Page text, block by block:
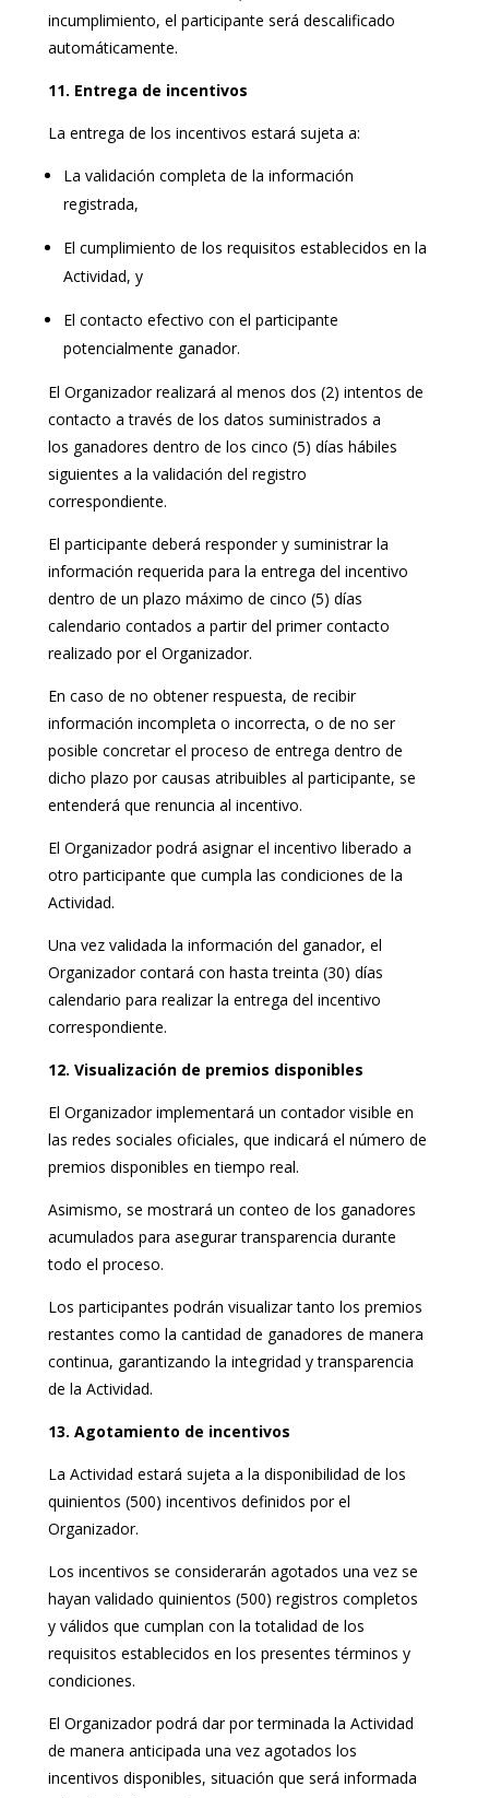
incumplimiento, el participante será descalificado
automáticamente.
11. Entrega de incentivos
La entrega de los incentivos estará sujeta a:
La validación completa de la información
registrada,
El cumplimiento de los requisitos establecidos en la
Actividad, y
El contacto efectivo con el participante
potencialmente ganador.
El Organizador realizará al menos dos (2) intentos de
contacto a través de los datos suministrados a
los ganadores dentro de los cinco (5) días hábiles
siguientes a la validación del registro
correspondiente.
El participante deberá responder y suministrar la
información requerida para la entrega del incentivo
dentro de un plazo máximo de cinco (5) días
calendario contados a partir del primer contacto
realizado por el Organizador.
En caso de no obtener respuesta, de recibir
información incompleta o incorrecta, o de no ser
posible concretar el proceso de entrega dentro de
dicho plazo por causas atribuibles al participante, se
entenderá que renuncia al incentivo.
El Organizador podrá asignar el incentivo liberado a
otro participante que cumpla las condiciones de la
Actividad.
Una vez validada la información del ganador, el
Organizador contará con hasta treinta (30) días
calendario para realizar la entrega del incentivo
correspondiente.
12. Visualización de premios disponibles
El Organizador implementará un contador visible en
las redes sociales oficiales, que indicará el número de
premios disponibles en tiempo real.
Asimismo, se mostrará un conteo de los ganadores
acumulados para asegurar transparencia durante
todo el proceso.
Los participantes podrán visualizar tanto los premios
restantes como la cantidad de ganadores de manera
continua, garantizando la integridad y transparencia
de la Actividad.
13. Agotamiento de incentivos
La Actividad estará sujeta a la disponibilidad de los
quinientos (500) incentivos definidos por el
Organizador.
Los incentivos se considerarán agotados una vez se
hayan validado quinientos (500) registros completos
y válidos que cumplan con la totalidad de los
requisitos establecidos en los presentes términos y
condiciones.
El Organizador podrá dar por terminada la Actividad
de manera anticipada una vez agotados los
incentivos disponibles, situación que será informada